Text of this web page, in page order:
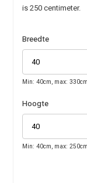
is 250 centimeter.
Breedte
Min: 40cm, max: 330cm
Hoogte
Min: 40cm, max: 250cm